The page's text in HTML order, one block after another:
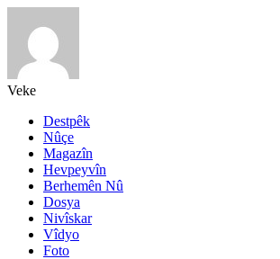
Veke
Destpêk
Nûçe
Magazîn
Hevpeyvîn
Berhemên Nû
Dosya
Nivîskar
Vîdyo
Foto